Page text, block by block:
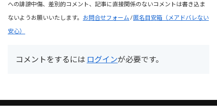
への誹謗中傷、差別的コメント、記事に直接関係のないコメントは書き込ま
ないようお願いいたします。 お問合せフォーム /匿名目安箱（メアドバレない
安心）
コメントをするには ログインが必要です。